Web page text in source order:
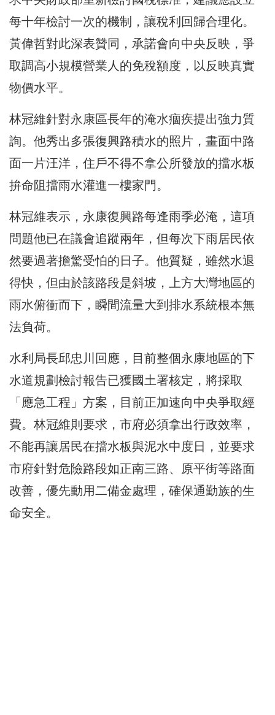
每十年檢討一次的機制，讓稅利回歸合理化。
黃偉哲對此深表贊同，承諾會向中央反映，爭
取調高小規模營業人的免稅額度，以反映真實
物價水平。
林冠維針對永康區長年的淹水痼疾提出強力質
詢。他秀出多張復興路積水的照片，畫面中路
面一片汪洋，住戶不得不拿公所發放的擋水板
拚命阻擋雨水灌進一樓家門。
林冠維表示，永康復興路每逢雨季必淹，這項
問題他已在議會追蹤兩年，但每次下雨居民依
然要過著擔驚受怕的日子。他質疑，雖然水退
得快，但由於該路段是斜坡，上方大灣地區的
雨水俯衝而下，瞬間流量大到排水系統根本無
法負荷。
水利局長邱忠川回應，目前整個永康地區的下
水道規劃檢討報告已獲國土署核定，將採取
「應急工程」方案，目前正加速向中央爭取經
費。林冠維則要求，市府必須拿出行政效率，
不能再讓居民在擋水板與泥水中度日，並要求
市府針對危險路段如正南三路、原平街等路面
改善，優先動用二備金處理，確保通勤族的生
命安全。